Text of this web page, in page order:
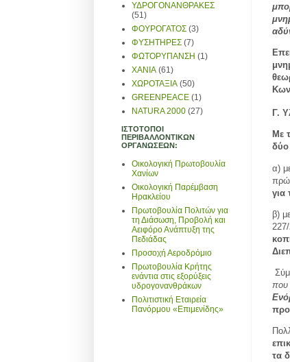
Γ.
Με
δύο
α)
για
β)
που
τα
ΥΔΡΟΓΟΝΑΝΘΡΑΚΕΣ
(51)
ΦΟΥΡΟΓΑΤΟΣ (3)
ΦΥΣΗΤΗΡΕΣ (7)
ΦΩΤΟΡΥΠΑΝΣΗ (1)
ΧΑΝΙΑ (61)
ΧΩΡΟΤΑΞΙΑ (50)
GREENPEACE (1)
NATURA 2000 (27)
ΙΣΤΟΤΟΠΟΙ
ΠΕΡΙΒΑΛΛΟΝΤΙΚΩΝ
ΟΡΓΑΝΩΣΕΩΝ:
Οικολογική Πρωτοβουλία
Χανίων
Οικολογική Παρέμβαση
Ηρακλείου
Πρωτοβουλία Πολιτών για
τη Διάσωση, Προβολή και
Αειφόρο Ανάπτυξη της
Πεδιάδας
Προσοχή Αεροδρόμιο
Πρωτοβουλία Κρήτης
ενάντια στις εξορύξεις
υδρογονανθράκων
Πολιτιστική Εταιρεία
Πανόρμου «Επιμενίδης»